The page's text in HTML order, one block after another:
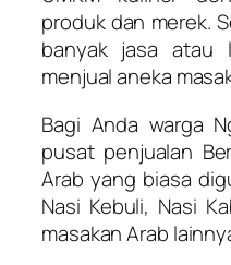
produk dan merek.
banyak jasa atau
menjual aneka
Bagi Anda warga
pusat penjualan
Arab yang biasa
Nasi Kebuli, Nasi
masakan Arab